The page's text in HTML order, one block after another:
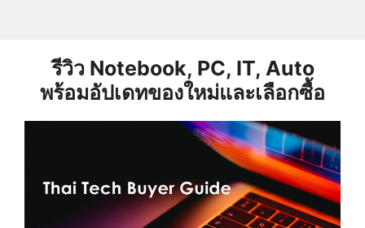
รีวิว Notebook, PC, IT, Auto
พร้อมอัปเดทของใหม่และเลือกซื้อ